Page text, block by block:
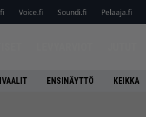
Voice.fi Soundi.fi Pelaaja.fi
ENSINÄYTTÖ KEIKKA